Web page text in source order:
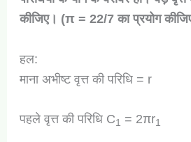
कीजिए। (π = 22/7 का प्रयोग
हल:
माना अभीष्ट वृत्त की परिधि = r
पहले वृत्त की परिधि C1 = 2πr1